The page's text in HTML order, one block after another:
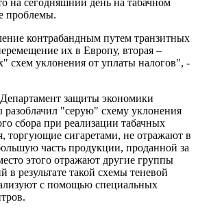
проблемы.
контрабандным путем транзитных
их в Европу, вторая –
схем уклонения от уплаты налогов", -
защиты экономики
"серую" схему уклонения
сбора при реализации табачных
торгующие сигаретами, не отражают в
часть продукции, проданной за
этого отражают другие группы
результате такой схемы теневой
с помощью специальных